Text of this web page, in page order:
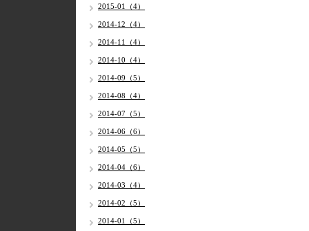
2015-01（4）
2014-12（4）
2014-11（4）
2014-10（4）
2014-09（5）
2014-08（4）
2014-07（5）
2014-06（6）
2014-05（5）
2014-04（6）
2014-03（4）
2014-02（5）
2014-01（5）